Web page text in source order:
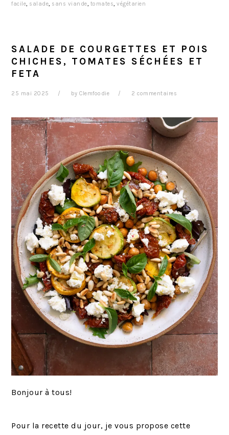
facile, salade, sans viande, tomates,végétarien
SALADE DE COURGETTES ET POIS
CHICHES, TOMATES SÉCHÉES ET
FETA
25 mai 2025 byClemfoodie 2 commentaires
Bonjour à tous!
Pour la recette du jour, je vous propose cette